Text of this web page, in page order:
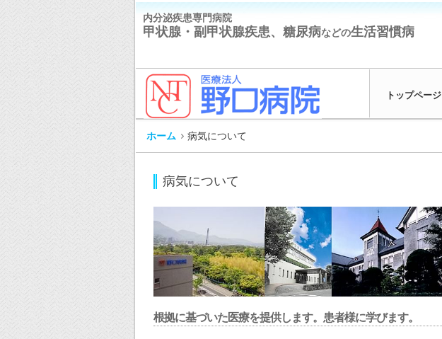
内分泌疾患専門病院
甲状腺・副甲状腺疾患、糖尿病などの生活習慣病
トップページ
ホーム 病気について
病気について
根拠に基づいた医療を提供します。患者様に学びます。